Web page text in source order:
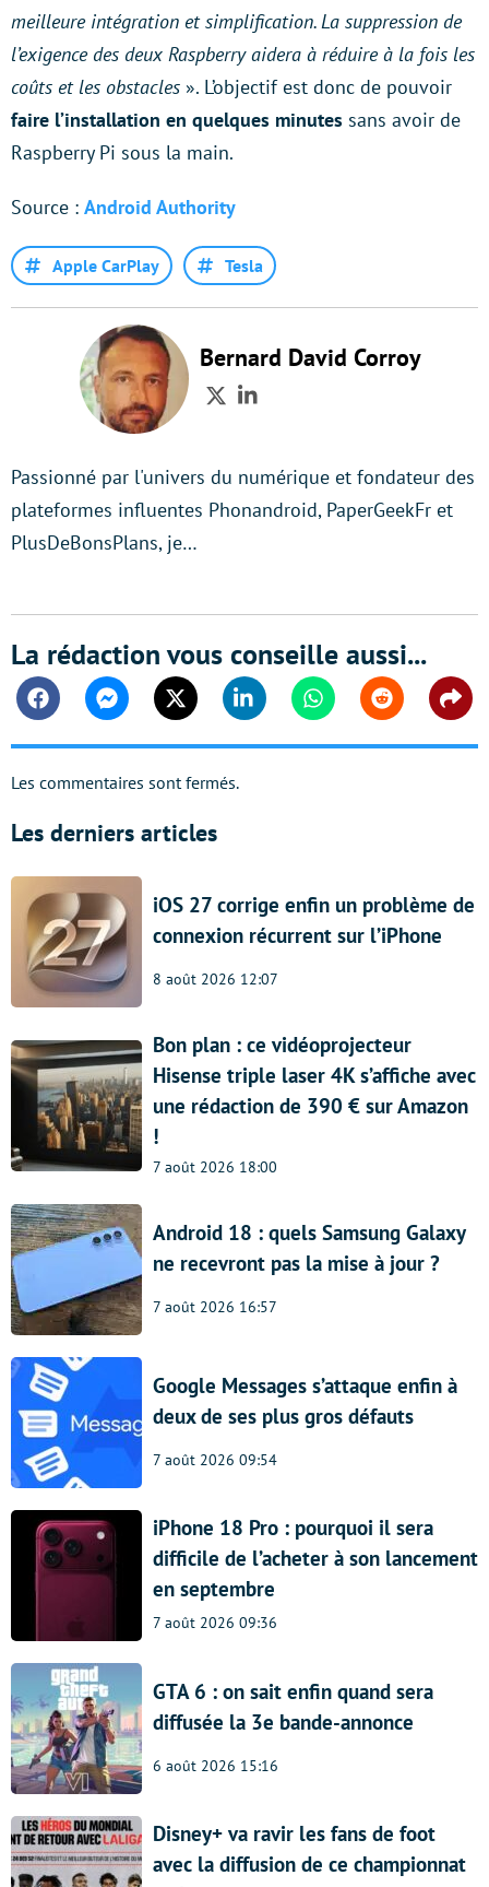
meilleure intégration et simplification. La suppression de
l’exigence des deux Raspberry aidera à réduire à la fois les
coûts et les obstacles ». L’objectif est donc de pouvoir
faire l’installation en quelques minutes sans avoir de
Raspberry Pi sous la main.
Source : Android Authority
Apple CarPlay Tesla
Bernard David Corroy
TwitterLinkedIn
Passionné par l'univers du numérique et fondateur des
plateformes influentes Phonandroid, PaperGeekFr et
PlusDeBonsPlans, je…
La rédaction vous conseille aussi...
FacebookMessengerTwitter Linkedin WhatsappReddit
Les commentaires sont fermés.
Les derniers articles
iOS 27 corrige enfin un problème de
connexion récurrent sur l’iPhone
8 août 2026 12:07
Bon plan : ce vidéoprojecteur
Hisense triple laser 4K s’affiche avec
une rédaction de 390 € sur Amazon
!
7 août 2026 18:00
Android 18 : quels Samsung Galaxy
ne recevront pas la mise à jour ?
7 août 2026 16:57
Google Messages s’attaque enfin à
deux de ses plus gros défauts
7 août 2026 09:54
iPhone 18 Pro : pourquoi il sera
difficile de l’acheter à son lancement
en septembre
7 août 2026 09:36
GTA 6 : on sait enfin quand sera
diffusée la 3e bande-annonce
6 août 2026 15:16
Disney+ va ravir les fans de foot
avec la diffusion de ce championnat